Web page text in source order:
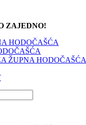
ZAJEDNO!
HODOČAŠĆA
ŽUPNA HODOČAŠĆA